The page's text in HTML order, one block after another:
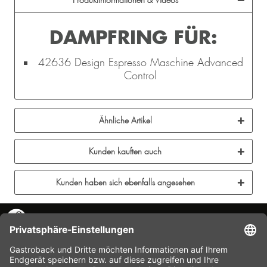
DAMPFRING FÜR:
42636 Design Espresso Maschine Advanced
Control
Ähnliche Artikel
Kunden kauften auch
Kunden haben sich ebenfalls angesehen
SERVICE HOTLINE